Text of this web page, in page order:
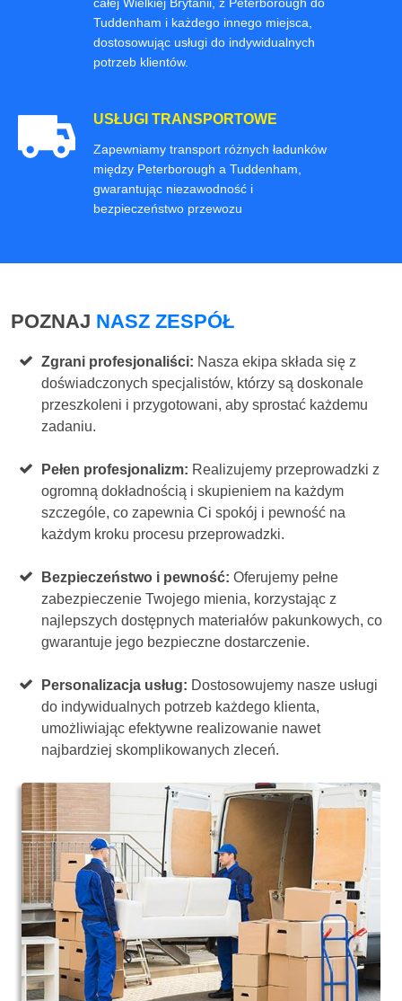
Tuddenham i każdego innego miejsca,
dostosowując usługi do indywidualnych
potrzeb klientów.
USŁUGI TRANSPORTOWE
Zapewniamy transport różnych ładunków
między Peterborough a Tuddenham,
gwarantując niezawodność i
bezpieczeństwo przewozu
POZNAJ NASZ ZESPÓŁ
Zgrani profesjonaliści: Nasza ekipa składa się z
doświadczonych specjalistów, którzy są doskonale
przeszkoleni i przygotowani, aby sprostać każdemu
zadaniu.
Pełen profesjonalizm: Realizujemy przeprowadzki z
ogromną dokładnością i skupieniem na każdym
szczególe, co zapewnia Ci spokój i pewność na
każdym kroku procesu przeprowadzki.
Bezpieczeństwo i pewność:Oferujemy pełne
zabezpieczenie Twojego mienia, korzystając z
najlepszych dostępnych materiałów pakunkowych, co
gwarantuje jego bezpieczne dostarczenie.
Personalizacja usług: Dostosowujemy nasze usługi
do indywidualnych potrzeb każdego klienta,
umożliwiając efektywne realizowanie nawet
najbardziej skomplikowanych zleceń.